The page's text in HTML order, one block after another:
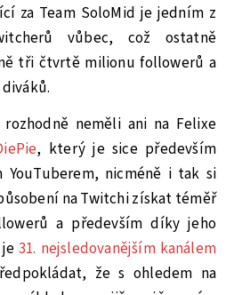
za Team SoloMid je jedním z
vůbec, což ostatně
tři čtvrtě milionu followerů a
neměli ani na Felixe
, který je sice především
YouTuberem, nicméně i tak si
na Twitchi získat téměř
a především díky jeho
je31. nejsledovanějším kanálem
že s ohledem na